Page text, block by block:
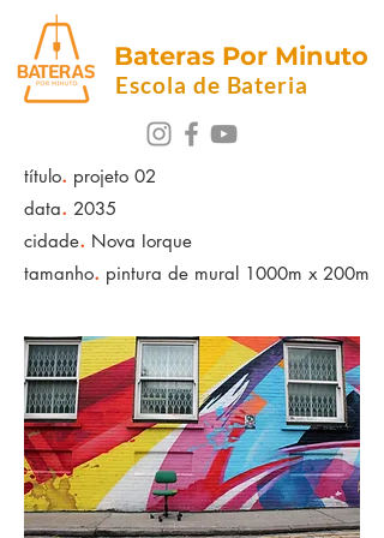
Escola de Bateria
Bateras Por Minuto
título. projeto 02
data. 2035
cidade. Nova Iorque
tamanho. pintura de mural 1000m x 200m